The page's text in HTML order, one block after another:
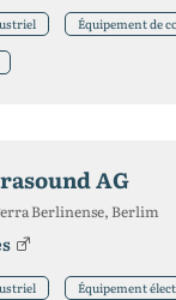
Équipement de
AG
Berlinense, Berlim
Équipement